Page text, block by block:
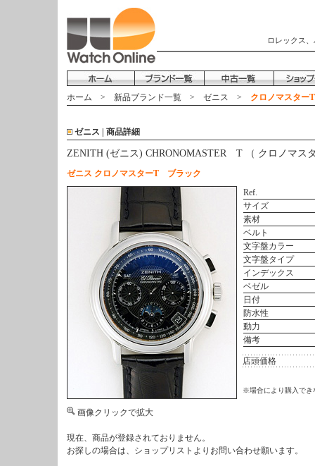
ロレックス
ホーム > 新品ブランド一覧 > ゼニス > クロノマスターT
ゼニス | 商品詳細
ZENITH (ゼニス) CHRONOMASTER T （ クロノマス
ゼニス クロノマスターT ブラック
画像クリックで拡大
Ref.
サイズ
素材
ベルト
文字盤カラー
文字盤タイプ
インデックス
ベゼル
日付
防水性
動力
備考
店頭価格
※場合により購入でき
現在、商品が登録されておりません。
お探しの場合は、 ショップリスト よりお問い合わせ願います。